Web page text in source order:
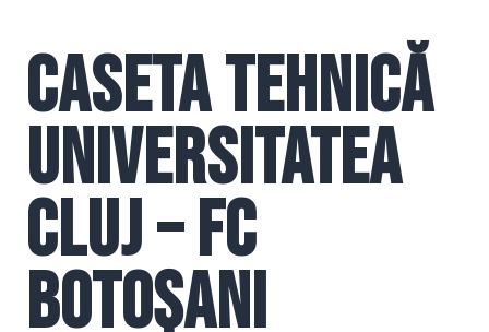
FCBT TV
Caseta tehnică
Universitatea
Cluj – FC
Botoșani